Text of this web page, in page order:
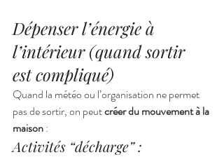
Dépenser l’énergie à
l’intérieur (quand sortir
est compliqué)
Quand la météo ou l’organisation ne permet
pas de sortir, on peut créer du mouvement à la
maison :
Activités “décharge” :